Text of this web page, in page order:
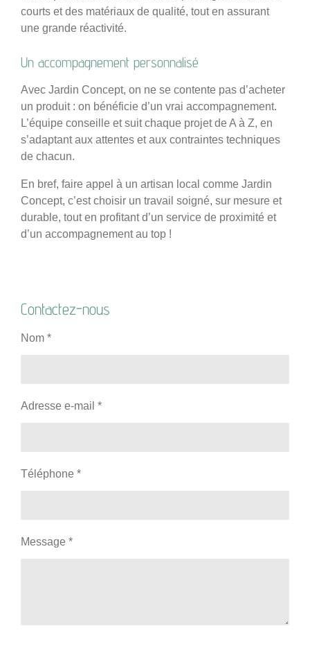
courts et des matériaux de qualité, tout en assurant
une grande réactivité.
Un accompagnement personnalisé
Avec Jardin Concept, on ne se contente pas d’acheter
un produit : on bénéficie d’un vrai accompagnement.
L’équipe conseille et suit chaque projet de A à Z, en
s’adaptant aux attentes et aux contraintes techniques
de chacun.
En bref, faire appel à un artisan local comme Jardin
Concept, c’est choisir un travail soigné, sur mesure et
durable, tout en profitant d’un service de proximité et
d’un accompagnement au top !
Contactez-nous
Nom *
Adresse e-mail *
Téléphone *
Message *